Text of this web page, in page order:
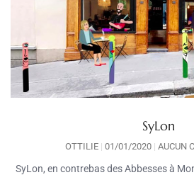
SyLon
OTTILIE 01/01/2020 AUCUN
SyLon, en contrebas des Abbesses à